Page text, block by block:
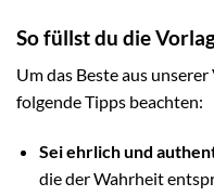
So füllst du die
Um das Beste aus
folgende Tipps beachten:
Sei ehrlich und
die der Wahrheit